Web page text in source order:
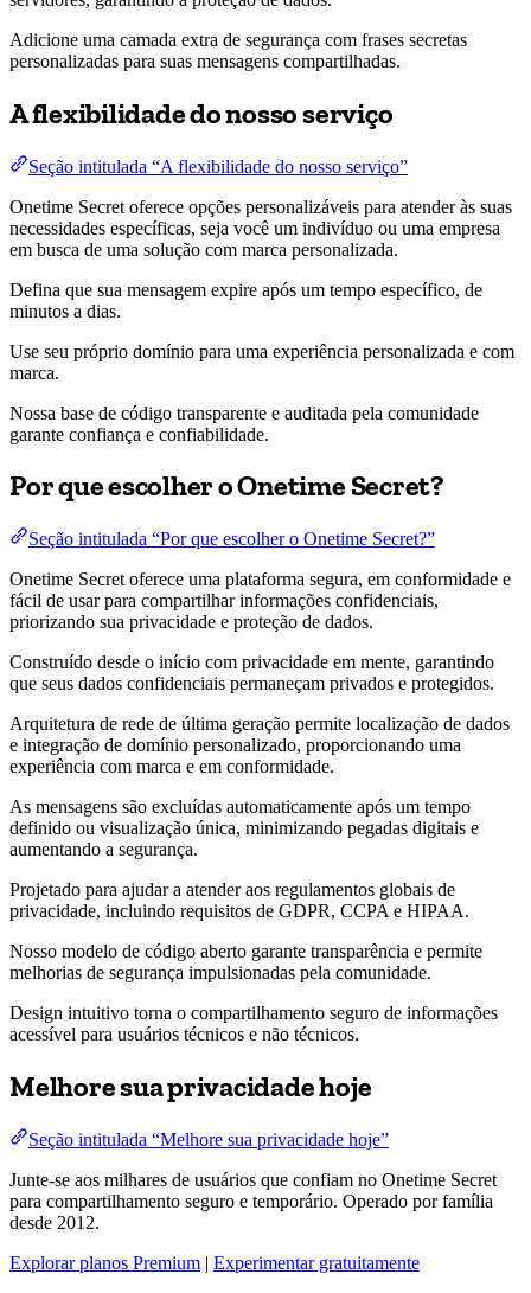
Adicione uma camada extra de segurança com frases secretas
personalizadas para suas mensagens compartilhadas.
A flexibilidade do nosso serviço
Seção intitulada “A flexibilidade do nosso serviço”
Onetime Secret oferece opções personalizáveis para atender às suas
necessidades específicas, seja você um indivíduo ou uma empresa
em busca de uma solução com marca personalizada.
Defina que sua mensagem expire após um tempo específico, de
minutos a dias.
Use seu próprio domínio para uma experiência personalizada e com
marca.
Nossa base de código transparente e auditada pela comunidade
garante confiança e confiabilidade.
Por que escolher o Onetime Secret?
Seção intitulada “Por que escolher o Onetime Secret?”
Onetime Secret oferece uma plataforma segura, em conformidade e
fácil de usar para compartilhar informações confidenciais,
priorizando sua privacidade e proteção de dados.
Construído desde o início com privacidade em mente, garantindo
que seus dados confidenciais permaneçam privados e protegidos.
Arquitetura de rede de última geração permite localização de dados
e integração de domínio personalizado, proporcionando uma
experiência com marca e em conformidade.
As mensagens são excluídas automaticamente após um tempo
definido ou visualização única, minimizando pegadas digitais e
aumentando a segurança.
Projetado para ajudar a atender aos regulamentos globais de
privacidade, incluindo requisitos de GDPR, CCPA e HIPAA.
Nosso modelo de código aberto garante transparência e permite
melhorias de segurança impulsionadas pela comunidade.
Design intuitivo torna o compartilhamento seguro de informações
acessível para usuários técnicos e não técnicos.
Melhore sua privacidade hoje
Seção intitulada “Melhore sua privacidade hoje”
Junte-se aos milhares de usuários que confiam no Onetime Secret
para compartilhamento seguro e temporário. Operado por família
desde 2012.
Explorar planos Premium | Experimentar gratuitamente